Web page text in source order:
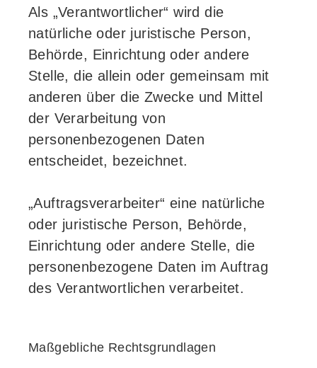
Als „Verantwortlicher“ wird die
natürliche oder juristische Person,
Behörde, Einrichtung oder andere
Stelle, die allein oder gemeinsam mit
anderen über die Zwecke und Mittel
der Verarbeitung von
personenbezogenen Daten
entscheidet, bezeichnet.
„Auftragsverarbeiter“ eine natürliche
oder juristische Person, Behörde,
Einrichtung oder andere Stelle, die
personenbezogene Daten im Auftrag
des Verantwortlichen verarbeitet.
Maßgebliche Rechtsgrundlagen